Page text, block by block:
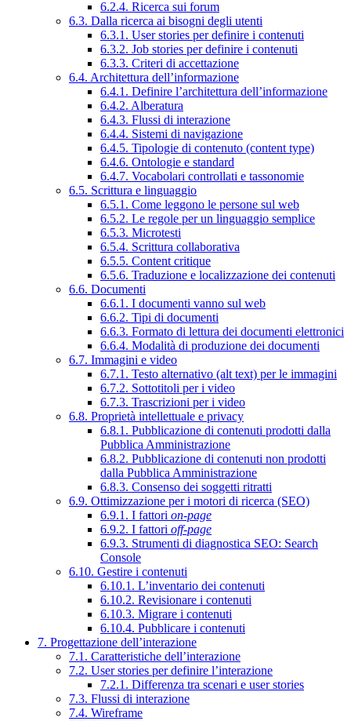
6.2.4. Ricerca sui forum
6.3. Dalla ricerca ai bisogni degli utenti
6.3.1. User stories per definire i contenuti
6.3.2. Job stories per definire i contenuti
6.3.3. Criteri di accettazione
6.4. Architettura dell’informazione
6.4.1. Definire l’architettura dell’informazione
6.4.2. Alberatura
6.4.3. Flussi di interazione
6.4.4. Sistemi di navigazione
6.4.5. Tipologie di contenuto (content type)
6.4.6. Ontologie e standard
6.4.7. Vocabolari controllati e tassonomie
6.5. Scrittura e linguaggio
6.5.1. Come leggono le persone sul web
6.5.2. Le regole per un linguaggio semplice
6.5.3. Microtesti
6.5.4. Scrittura collaborativa
6.5.5. Content critique
6.5.6. Traduzione e localizzazione dei contenuti
6.6. Documenti
6.6.1. I documenti vanno sul web
6.6.2. Tipi di documenti
6.6.3. Formato di lettura dei documenti elettronici
6.6.4. Modalità di produzione dei documenti
6.7. Immagini e video
6.7.1. Testo alternativo (alt text) per le immagini
6.7.2. Sottotitoli per i video
6.7.3. Trascrizioni per i video
6.8. Proprietà intellettuale e privacy
6.8.1. Pubblicazione di contenuti prodotti dalla
Pubblica Amministrazione
6.8.2. Pubblicazione di contenuti non prodotti
dalla Pubblica Amministrazione
6.8.3. Consenso dei soggetti ritratti
6.9. Ottimizzazione per i motori di ricerca (SEO)
6.9.1. I fattori on-page
6.9.2. I fattori off-page
6.9.3. Strumenti di diagnostica SEO: Search
Console
6.10. Gestire i contenuti
6.10.1. L’inventario dei contenuti
6.10.2. Revisionare i contenuti
6.10.3. Migrare i contenuti
6.10.4. Pubblicare i contenuti
7. Progettazione dell’interazione
7.1. Caratteristiche dell’interazione
7.2. User stories per definire l’interazione
7.2.1. Differenza tra scenari e user stories
7.3. Flussi di interazione
7.4. Wireframe